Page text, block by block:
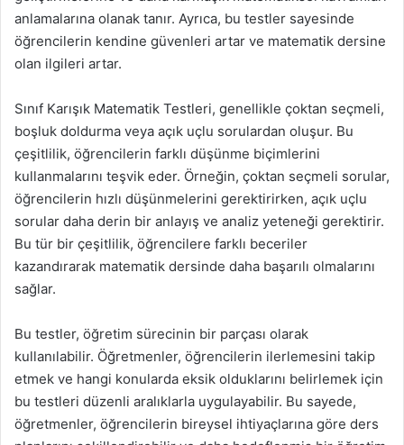
anlamalarına olanak tanır. Ayrıca, bu testler sayesinde
öğrencilerin kendine güvenleri artar ve matematik dersine
olan ilgileri artar.
Sınıf Karışık Matematik Testleri, genellikle çoktan seçmeli,
boşluk doldurma veya açık uçlu sorulardan oluşur. Bu
çeşitlilik, öğrencilerin farklı düşünme biçimlerini
kullanmalarını teşvik eder. Örneğin, çoktan seçmeli sorular,
öğrencilerin hızlı düşünmelerini gerektirirken, açık uçlu
sorular daha derin bir anlayış ve analiz yeteneği gerektirir.
Bu tür bir çeşitlilik, öğrencilere farklı beceriler
kazandırarak matematik dersinde daha başarılı olmalarını
sağlar.
Bu testler, öğretim sürecinin bir parçası olarak
kullanılabilir. Öğretmenler, öğrencilerin ilerlemesini takip
etmek ve hangi konularda eksik olduklarını belirlemek için
bu testleri düzenli aralıklarla uygulayabilir. Bu sayede,
öğretmenler, öğrencilerin bireysel ihtiyaçlarına göre ders